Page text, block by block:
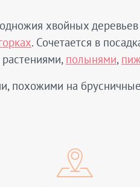
хвойных
. Сочетается в
полынями,
похожими на